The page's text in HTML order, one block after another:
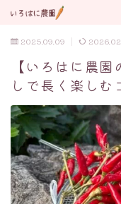
トラブル対応
植付け時期カレン
2025.09.09
【いろはに農
しで長く楽しむ